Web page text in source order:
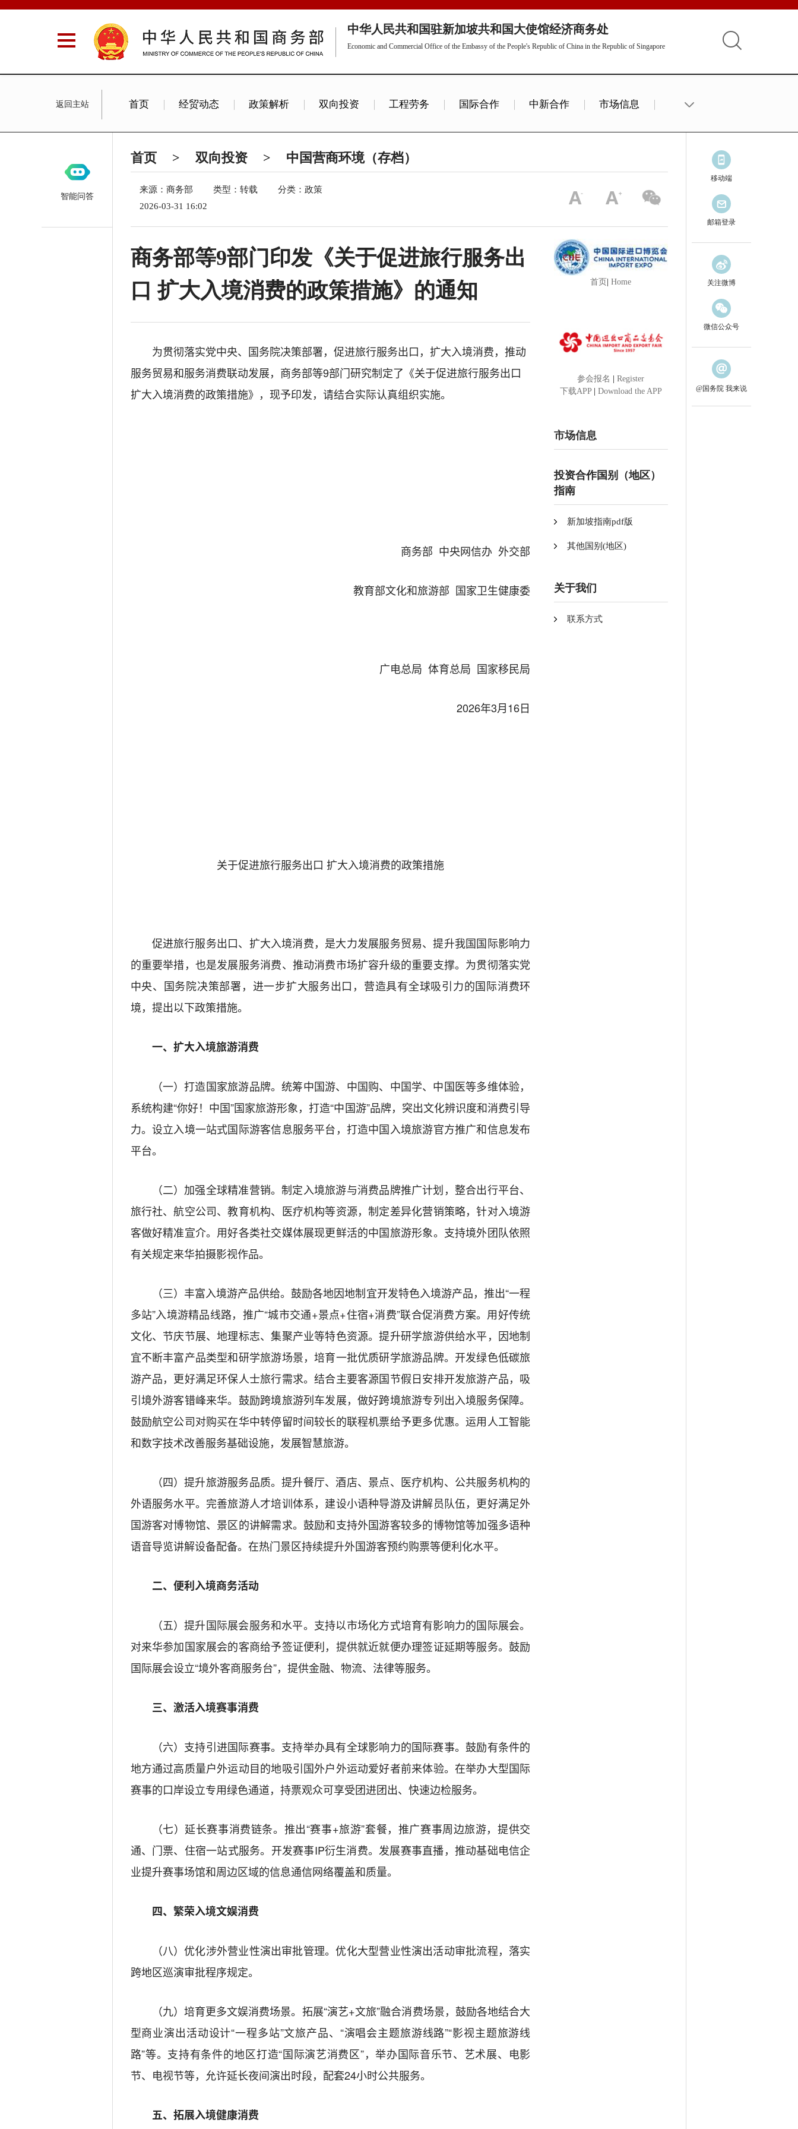
中华人民共和国驻新加坡共和国大使馆经济商务处
Economic and Commercial Office of the Embassy of the People's Republic of China in the Republic of Singapore
返回主站 首页 经贸动态 政策解析 双向投资 工程劳务 国际合作 中新合作 市场信息
Commercial News
首页 > 双向投资 > 中国营商环境（存档）
来源：商务部 类型：转载
分类：政策
2026-03-31 16:02
商务部等9部门印发《关于促进旅行服务出
口 扩大入境消费的政策措施》的通知
为贯彻落实党中央、国务院决策部署，促进旅行服务出口，扩大入境消费，推动
服务贸易和服务消费联动发展，商务部等9部门研究制定了《关于促进旅行服务出口
扩大入境消费的政策措施》，现予印发，请结合实际认真组织实施。
商务部 中央网信办 外交部
教育部文化和旅游部 国家卫生健康委
广电总局 体育总局 国家移民局
2026年3月16日
关于促进旅行服务出口 扩大入境消费的政策措施
促进旅行服务出口、 扩大入境消费，是大力发展服务贸易、提升我国国际影响力
的重要举措，也是发展服务消费、推动消费市场扩容升级的重要支撑。为贯彻落实党
中央、国务院决策部署，进一步扩大服务出口，营造具有全球吸引力的国际消费环
境，提出以下政策措施。
一、扩大入境旅游消费
（一）打造国家旅游品牌。统筹中国游、中国购、中国学、中国医等多维体验，
系统构建“你好！中国”国家旅游形象，打造“中国游”品牌，突出文化辨识度和消费引导
力。设立入境一站式国际游客信息服务平台，打造中国入境旅游官方推广和信息发布
平台。
（二）加强全球精准营销。制定入境旅游与消费品牌推广计划，整合出行平台、
旅行社、航空公司、教育机构、医疗机构等资源，制定差异化营销策略，针对入境游
客做好精准宣介。用好各类社交媒体展现更鲜活的中国旅游形象。支持境外团队依照
有关规定来华拍摄影视作品。
（三）丰富入境游产品供给。鼓励各地因地制宜开发特色入境游产品，推出“一程
多站”入境游精品线路，推广“城市交通+景点+住宿+消费”联合促消费方案。用好传统
文化、节庆节展、地理标志、集聚产业等特色资源。提升研学旅游供给水平，因地制
宜不断丰富产品类型和研学旅游场景，培育一批优质研学旅游品牌。开发绿色低碳旅
游产品，更好满足环保人士旅行需求。结合主要客源国节假日安排开发旅游产品，吸
引境外游客错峰来华。鼓励跨境旅游列车发展，做好跨境旅游专列出入境服务保障。
鼓励航空公司对购买在华中转停留时间较长的联程机票给予更多优惠。运用人工智能
和数字技术改善服务基础设施，发展智慧旅游。
（四）提升旅游服务品质。提升餐厅、酒店、景点、医疗机构、公共服务机构的
外语服务水平。完善旅游人才培训体系，建设小语种导游及讲解员队伍，更好满足外
国游客对博物馆、景区的讲解需求。鼓励和支持外国游客较多的博物馆等加强多语种
语音导览讲解设备配备。 在热门景区持续提升外国游客预约购票等便利化水平。
二、便利入境商务活动
（五）提升国际展会服务和水平。 支持以市场化方式培育有影响力的国际展会。
对来华参加国家展会的客商给予签证便利，提供就近就便办理签证延期等服务。鼓励
国际展会设立“境外客商服务台”， 提供金融、物流、法律等服务。
三、激活入境赛事消费
（六）支持引进国际赛事。 支持举办具有全球影响力的国际赛事。鼓励有条件的
地方通过高质量户外运动目的地吸引国外户外运动爱好者前来体验。在举办大型国际
赛事的口岸设立专用绿色通道，持票观众可享受团进团出、快速边检服务。
（七）延长赛事消费链条。 推出“赛事+旅游”套餐，推广赛事周边旅游，提供交
通、门票、住宿一站式服务。开发赛事IP衍生消费。发展赛事直播，推动基础电信企
业提升赛事场馆和周边区域的信息通信网络覆盖和质量。
四、繁荣入境文娱消费
（八）优化涉外营业性演出审批管理。优化大型营业性演出活动审批流程，落实
跨地区巡演审批程序规定。
（九）培育更多文娱消费场景。 拓展“演艺+文旅”融合消费场景，鼓励各地结合大
型商业演出活动设计“一程多站”文旅产品、 “演唱会主题旅游线路”“影视主题旅游线
路”等。支持有条件的地区打造“国际演艺消费区”，举办国际音乐节、艺术展、电影
节、电视节等，允许延长夜间演出时段，配套24小时公共服务。
五、拓展入境健康消费
首页 |Home
参会报名 |Register
下载APP| Download the APP
市场信息
投资合作国别（地区）
指南
新加坡指南pdf版
其他国别(地区)
关于我们
联系方式
智能问答
移动端
邮箱登录
关注微博
微信公众号
@国务院 我来说